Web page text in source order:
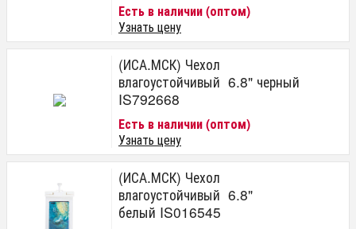
Есть в наличии (оптом)
Узнать цену
(ИСА.МСК) Чехол
влагоустойчивый 6.8" черный
IS792668
Есть в наличии (оптом)
Узнать цену
(ИСА.МСК) Чехол
влагоустойчивый 6.8"
белый IS016545